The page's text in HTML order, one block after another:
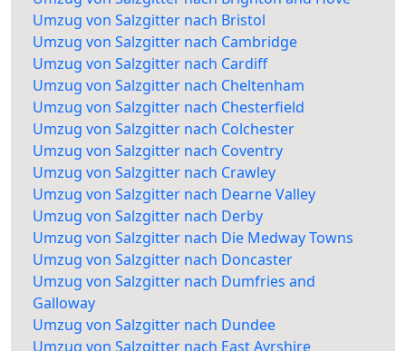
Umzug von Salzgitter nach Bristol
Umzug von Salzgitter nach Cambridge
Umzug von Salzgitter nach Cardiff
Umzug von Salzgitter nach Cheltenham
Umzug von Salzgitter nach Chesterfield
Umzug von Salzgitter nach Colchester
Umzug von Salzgitter nach Coventry
Umzug von Salzgitter nach Crawley
Umzug von Salzgitter nach Dearne Valley
Umzug von Salzgitter nach Derby
Umzug von Salzgitter nach Die Medway Towns
Umzug von Salzgitter nach Doncaster
Umzug von Salzgitter nach Dumfries and
Galloway
Umzug von Salzgitter nach Dundee
Umzug von Salzgitter nach East Ayrshire